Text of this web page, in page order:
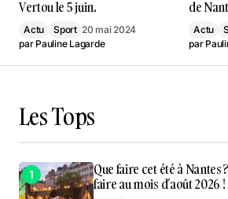
Vertou le 5 juin.
Actu Sport 20 mai 2024
par Pauline Lagarde
de
Actu
par
Les Tops
Que faire cet été à Nantes
faire au mois d’août 2026 !